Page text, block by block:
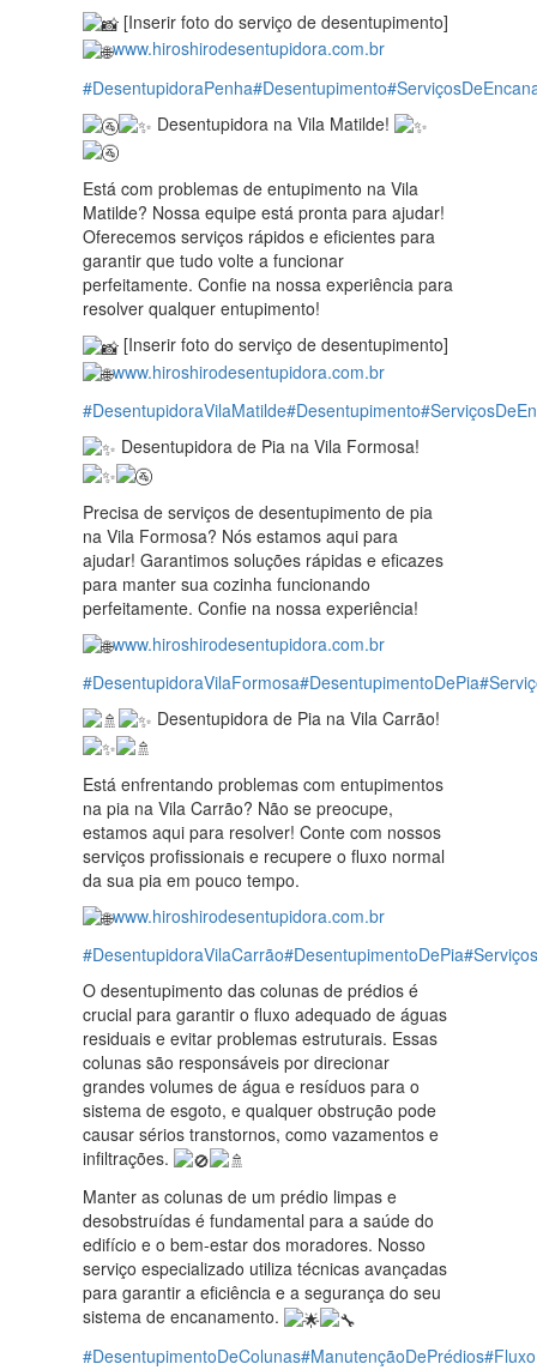
[Inserir foto do serviço de desentupimento]
www.hiroshirodesentupidora.com.br
#DesentupidoraPenha#Desentupimento
Desentupidora na Vila Matilde!
Está com problemas de entupimento na Vila
Matilde? Nossa equipe está pronta para ajudar!
Oferecemos serviços rápidos e eficientes para
garantir que tudo volte a funcionar
perfeitamente. Confie na nossa experiência para
resolver qualquer entupimento!
[Inserir foto do serviço de desentupimento]
www.hiroshirodesentupidora.com.br
#DesentupidoraVilaMatilde#Desentupimento
Desentupidora de Pia na Vila Formosa!
Precisa de serviços de desentupimento de pia
na Vila Formosa? Nós estamos aqui para
ajudar! Garantimos soluções rápidas e eficazes
para manter sua cozinha funcionando
perfeitamente. Confie na nossa experiência!
www.hiroshirodesentupidora.com.br
#DesentupidoraVilaFormosa#DesentupimentoDePia
Desentupidora de Pia na Vila Carrão!
Está enfrentando problemas com entupimentos
na pia na Vila Carrão? Não se preocupe,
estamos aqui para resolver! Conte com nossos
serviços profissionais e recupere o fluxo normal
da sua pia em pouco tempo.
www.hiroshirodesentupidora.com.br
#DesentupidoraVilaCarrão#DesentupimentoDePia
O desentupimento das colunas de prédios é
crucial para garantir o fluxo adequado de águas
residuais e evitar problemas estruturais. Essas
colunas são responsáveis por direcionar
grandes volumes de água e resíduos para o
sistema de esgoto, e qualquer obstrução pode
causar sérios transtornos, como vazamentos e
infiltrações.
Manter as colunas de um prédio limpas e
desobstruídas é fundamental para a saúde do
edifício e o bem-estar dos moradores. Nosso
serviço especializado utiliza técnicas avançadas
para garantir a eficiência e a segurança do seu
sistema de encanamento.
#DesentupimentoDeColunas#ManutençãoDePrédios